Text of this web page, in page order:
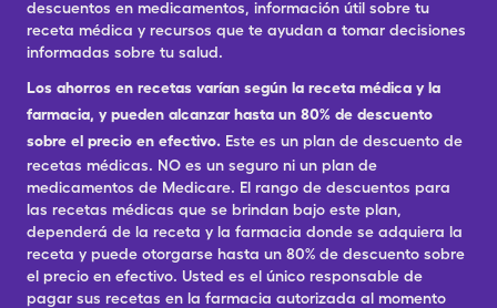
descuentos en medicamentos, información útil sobre tu
receta médica y recursos que te ayudan a tomar decisiones
informadas sobre tu salud.
Los ahorros en recetas varían según la receta médica y la
farmacia, y pueden alcanzar hasta un 80% de descuento
sobre el precio en efectivo. Este es un plan de descuento de
recetas médicas. NO es un seguro ni un plan de
medicamentos de Medicare. El rango de descuentos para
las recetas médicas que se brindan bajo este plan,
dependerá de la receta y la farmacia donde se adquiera la
receta y puede otorgarse hasta un 80% de descuento sobre
el precio en efectivo. Usted es el único responsable de
pagar sus recetas en la farmacia autorizada al momento